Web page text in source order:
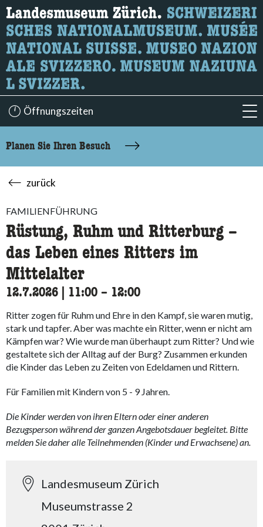
Wonach suchen Sie?
Hier können Sie nach Inhalten der Seite suchen.
Öffnungszeiten
Planen Sie Ihren Besuch
zurück
FAMILIENFÜHRUNG
Rüstung, Ruhm und Ritterburg –
das Leben eines Ritters im
Mittelalter
12.7.2026 11:00 accessibility.time_to
– 12:00
Ritter zogen für Ruhm und Ehre in den Kampf, sie waren mutig,
stark und tapfer. Aber was machte ein Ritter, wenn er nicht am
Kämpfen war? Wie wurde man überhaupt zum Ritter? Und wie
gestaltete sich der Alltag auf der Burg? Zusammen erkunden
die Kinder das Leben zu Zeiten von Edeldamen und Rittern.
Für Familien mit Kindern von 5 - 9 Jahren.
Die Kinder werden von ihren Eltern oder einer anderen
Bezugsperson während der ganzen Angebotsdauer begleitet. Bitte
melden Sie daher alle Teilnehmenden (Kinder und Erwachsene) an.
Landesmuseum Zürich
Museumstrasse 2